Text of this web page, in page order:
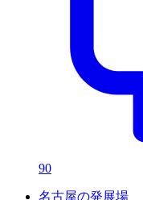
90
名古屋の発展場